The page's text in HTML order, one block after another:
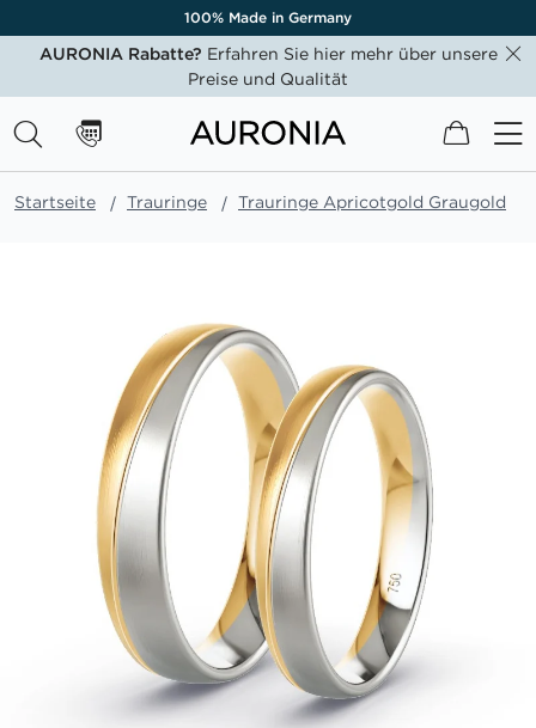
100% Made in Germany
AURONIA Rabatte? Erfahren Sie hier mehr über unsere
Preise und Qualität
Mein
Startseite Trauringe Trauringe Apricotgold Graugold